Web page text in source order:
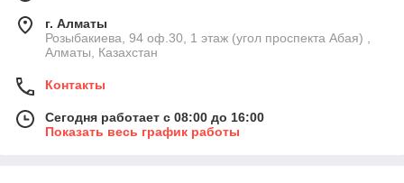
г. Алматы
Розыбакиева, 94 оф.30, 1 этаж (угол проспекта Абая) ,
Алматы, Казахстан
Контакты
Сегодня работает с 08:00 до 16:00
Показать весь график работы